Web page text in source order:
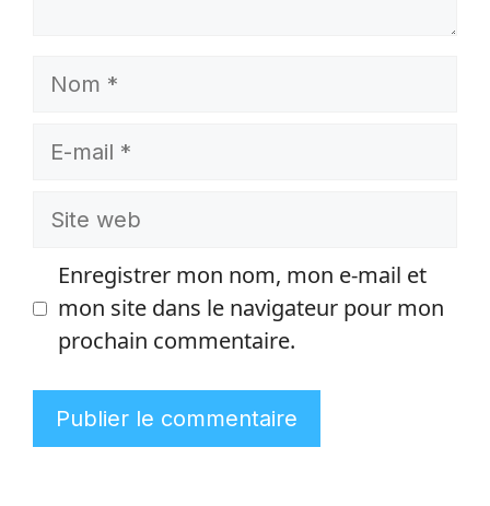
Nom
E-
Site
Enregistrer mon nom, mon e-mail et
mon site dans le navigateur pour mon
prochain commentaire.